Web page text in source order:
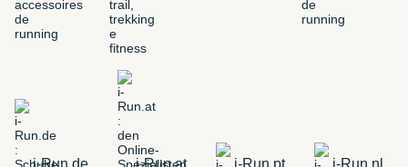
i-Run.de i-Run.at i-Run.pt i-Run.nl